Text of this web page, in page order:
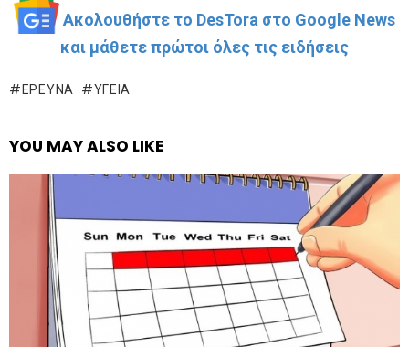
Ακολουθήστε το DesTora στο Google News
και μάθετε πρώτοι όλες τις ειδήσεις
ΈΡΕΥΝΑ ΥΓΕΊΑ
YOU MAY ALSO LIKE